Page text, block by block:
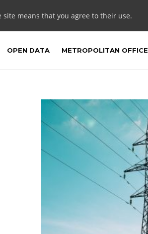
means that you agree to their use.
OPEN DATA METROPOLITAN OFFICE